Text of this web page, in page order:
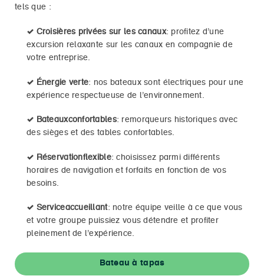
tels que :
✓ Croisières privées sur les canaux: profitez d’une
excursion relaxante sur les canaux en compagnie de
votre entreprise.
✓ Énergie verte: nos bateaux sont électriques pour une
expérience respectueuse de l’environnement.
✓ Bateauxconfortables: remorqueurs historiques avec
des sièges et des tables confortables.
✓ Réservationflexible: choisissez parmi différents
horaires de navigation et forfaits en fonction de vos
besoins.
✓ Serviceaccueillant: notre équipe veille à ce que vous
et votre groupe puissiez vous détendre et profiter
pleinement de l’expérience.
Bateau à tapas